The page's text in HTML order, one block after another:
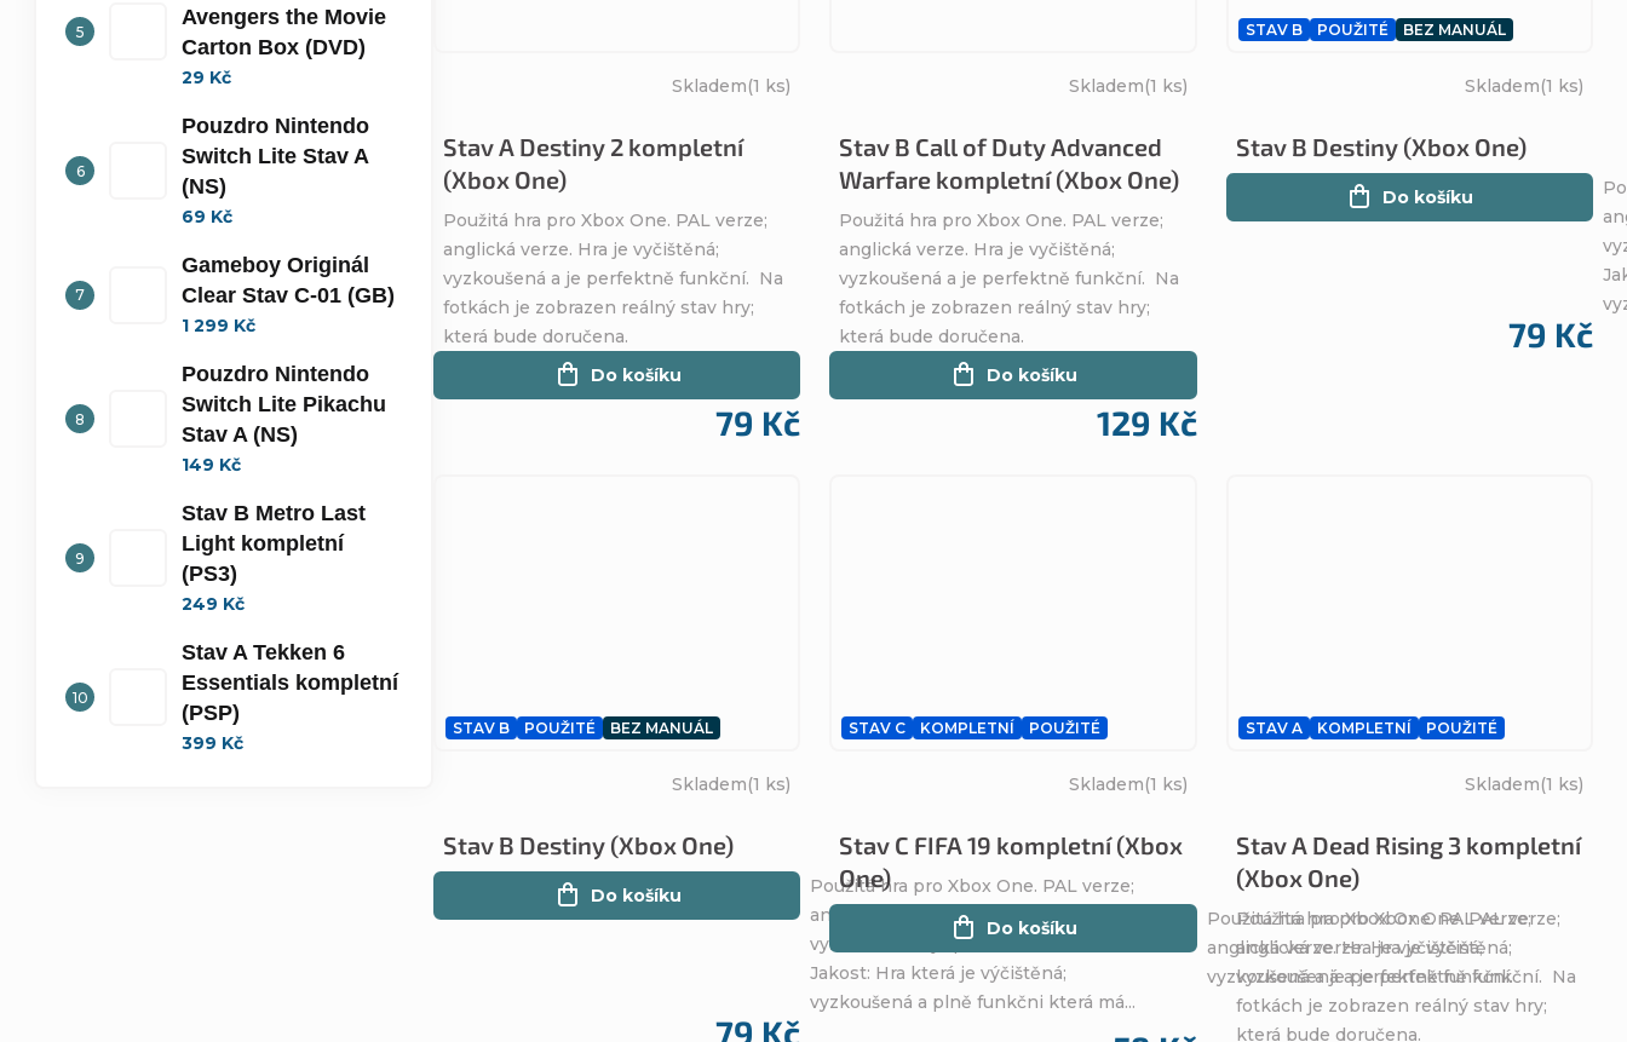
Avengers the Movie
Carton Box (DVD)
29 Kč
Pouzdro Nintendo
Switch Lite Stav A
(NS)
69 Kč
Gameboy Originál
Clear Stav C-01 (GB)
1 299 Kč
Pouzdro Nintendo
Switch Lite Pikachu
Stav A (NS)
149 Kč
Stav B Metro Last
Light kompletní
(PS3)
249 Kč
Stav A Tekken 6
Essentials kompletní
(PSP)
399 Kč
Stav A Destiny 2 kompletní
(Xbox One)
Skladem(1 ks)
79 Kč
Do košíku
Použitá hra pro Xbox One. PAL verze;
anglická verze. Hra je vyčištěná;
vyzkoušená a je perfektně funkční. Na
fotkách je zobrazen reálný stav hry;
která bude doručena.
Stav B Call of Duty Advanced
Warfare kompletní (Xbox One)
Skladem(1 ks)
129 Kč
Do košíku
Použitá hra pro Xbox One. PAL verze;
anglická verze. Hra je vyčištěná;
vyzkoušená a je perfektně funkční. Na
fotkách je zobrazen reálný stav hry;
která bude doručena.
STAV B POUŽITÉ BEZ MANUÁL
Stav B Destiny (Xbox One)
Skladem(1 ks)
79 Kč
Do košíku
STAV B POUŽITÉ BEZ MANUÁL
Stav B Destiny (Xbox One)
Skladem(1 ks)
79 Kč
Do košíku
Použitá hra pro Xbox One. PAL verze;
anglická verze. Hra je vyčištěná;
vyzkoušená a je perfektně funkční. 2.
Jakost: Hra která je výčištěná;
vyzkoušená a plně funkčni která má...
STAV C KOMPLETNÍ POUŽITÉ
Stav C FIFA 19 kompletní (Xbox
One)
Skladem(1 ks)
Do košíku
Použitá hra pro Xbox One. PAL verze;
anglická verze. Hra je vyčištěná;
vyzkoušená a je perfektně funkční.
STAV A KOMPLETNÍ POUŽITÉ
Stav A Dead Rising 3 kompletní
(Xbox One)
Skladem(1 ks)
Použitá hra pro Xbox One. PAL verze;
anglická verze. Hra je vyčištěná;
vyzkoušená a je perfektně funkční. Na
fotkách je zobrazen reálný stav hry;
která bude doručena.